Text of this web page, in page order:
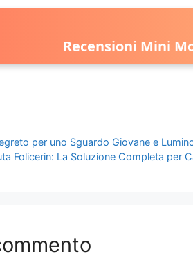
Recensioni Mini
per uno Sguardo Giovane e
Folicerin: La Soluzione Completa per